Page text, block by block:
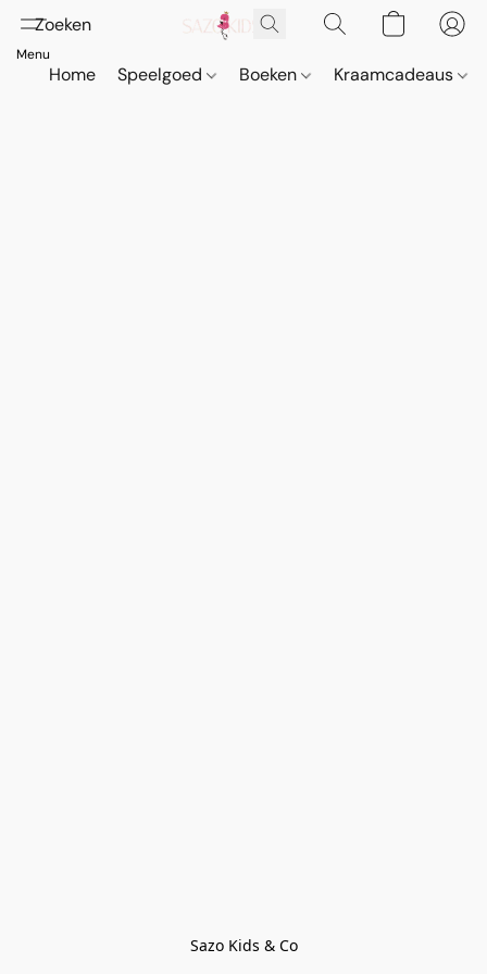
Home Speelgoed Boeken Kraamcadeaus
Sazo Kids & Co